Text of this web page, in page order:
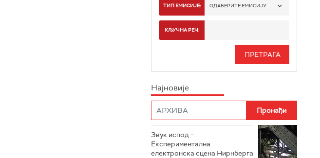
РАДИО БЕОГРАД 1
РАДИО БЕОГРАД 3
РАДИО РОКЕНРОЛЕР
РАДИО ЏУБОКС
РАДИО ВРТЕШКА
ТИП ЕМИСИЈЕ: ОДАБЕРИТЕ ЕМИСИЈУ
ИНФО
КЉУЧНА РЕЧ:
Најновије
Звук испод –
Експериментална
електронска сцена Нирнберга